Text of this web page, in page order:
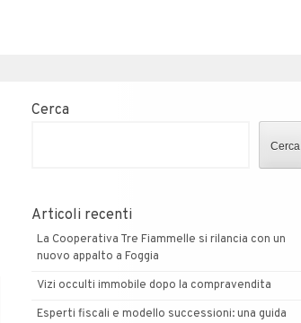
Cerca
Cerca
Articoli recenti
La Cooperativa Tre Fiammelle si rilancia con un
nuovo appalto a Foggia
Vizi occulti immobile dopo la compravendita
Esperti fiscali e modello successioni: una guida